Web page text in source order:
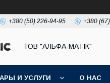
+380 (50) 226-94-95 +380
ТОВ "АЛЬФА-МАТІК"
И УСЛУГИ О НАС